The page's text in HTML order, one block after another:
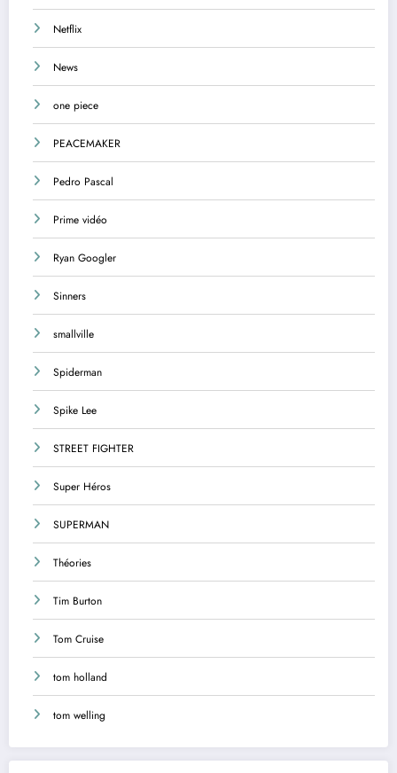
Netflix
News
one piece
PEACEMAKER
Pedro Pascal
Prime vidéo
Ryan Googler
Sinners
smallville
Spiderman
Spike Lee
STREET FIGHTER
Super Héros
SUPERMAN
Théories
Tim Burton
Tom Cruise
tom holland
tom welling